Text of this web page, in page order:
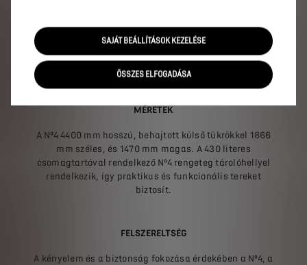
lehetőségnek köszönhetően: választhat a belső
hangulat, a karosszéria és a tető színe, vagy akár a
felnik közül. Tegye egyedivé Nº4 modelljét az önhöz illő
univerzum kiválasztásával.
MÉRETEK
A Nº4 4400 mm hosszú, behajtott külső tükrökkel 1866
mm széles, és 1470 mm magas. A 430 literes
csomagtartóval rendelkező Nº4 rengeteg tárolóhellyel
rendelkezik, így praktikus és funkcionális tereket
biztosít.
FELSZERELTSÉG
A kényelem és a biztonság fokozása érdekében a Nº4, a
SAJÁT BEÁLLÍTÁSOK KEZELÉSE
ÖSSZES ELFOGADÁSA